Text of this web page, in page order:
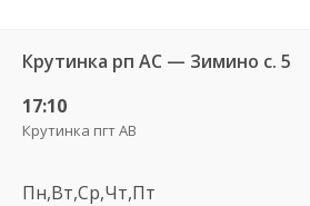
Крутинка рп АС — Зимино с. 5
17:10
Крутинка пгт АВ
Пн,Вт,Ср,Чт,Пт